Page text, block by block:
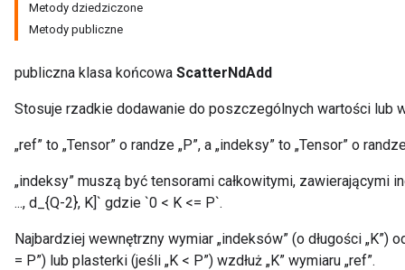
Metody dziedziczone
Metody publiczne
publiczna klasa końcowa ScatterNdAdd
Stosuje rzadkie dodawanie do poszczególnych wartości lub
„ref” to „Tensor” o randze „P”, a „indeksy” to „Tensor” o randze
„indeksy” muszą być tensorami całkowitymi, zawierającymi
..., d_{Q-2}, K]` gdzie `0 < K <= P`.
Najbardziej wewnętrzny wymiar „indeksów” (o długości „K”)
= P”) lub plasterki (jeśli „K < P”) wzdłuż „K” wymiaru „ref”.